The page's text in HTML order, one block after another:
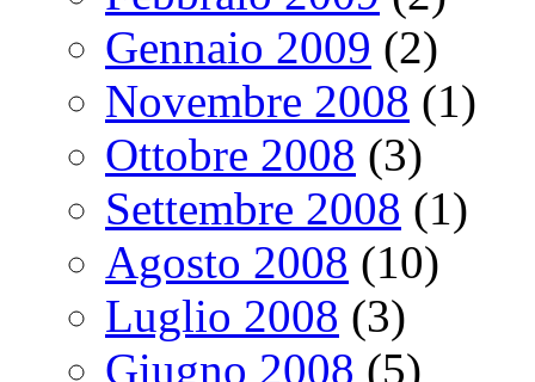
Gennaio 2009 (2)
Novembre 2008 (1)
Ottobre 2008 (3)
Settembre 2008 (1)
Agosto 2008 (10)
Luglio 2008 (3)
Giugno 2008 (5)